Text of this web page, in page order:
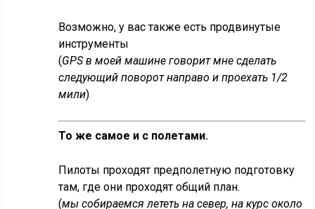
Возможно, у вас также есть продвинутые
инструменты
(GPS в моей машине говорит мне сделать
следующий поворот направо и проехать 1/2
мили)
То же самое и с полетами.
Пилоты проходят предполетную подготовку
там, где они проходят общий план.
(мы собираемся лететь на север, на курс около